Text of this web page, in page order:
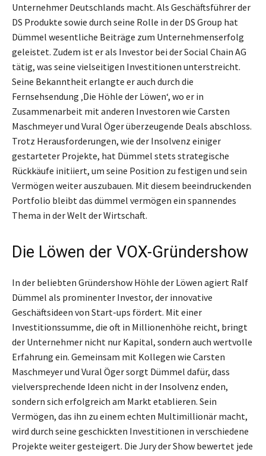
Unternehmer Deutschlands macht. Als Geschäftsführer der
DS Produkte sowie durch seine Rolle in der DS Group hat
Dümmel wesentliche Beiträge zum Unternehmenserfolg
geleistet. Zudem ist er als Investor bei der Social Chain AG
tätig, was seine vielseitigen Investitionen unterstreicht.
Seine Bekanntheit erlangte er auch durch die
Fernsehsendung ‚Die Höhle der Löwen‘, wo er in
Zusammenarbeit mit anderen Investoren wie Carsten
Maschmeyer und Vural Öger überzeugende Deals abschloss.
Trotz Herausforderungen, wie der Insolvenz einiger
gestarteter Projekte, hat Dümmel stets strategische
Rückkäufe initiiert, um seine Position zu festigen und sein
Vermögen weiter auszubauen. Mit diesem beeindruckenden
Portfolio bleibt das dümmel vermögen ein spannendes
Thema in der Welt der Wirtschaft.
Die Löwen der VOX-Gründershow
In der beliebten Gründershow Höhle der Löwen agiert Ralf
Dümmel als prominenter Investor, der innovative
Geschäftsideen von Start-ups fördert. Mit einer
Investitionssumme, die oft in Millionenhöhe reicht, bringt
der Unternehmer nicht nur Kapital, sondern auch wertvolle
Erfahrung ein. Gemeinsam mit Kollegen wie Carsten
Maschmeyer und Vural Öger sorgt Dümmel dafür, dass
vielversprechende Ideen nicht in der Insolvenz enden,
sondern sich erfolgreich am Markt etablieren. Sein
Vermögen, das ihn zu einem echten Multimillionär macht,
wird durch seine geschickten Investitionen in verschiedene
Projekte weiter gesteigert. Die Jury der Show bewertet jede